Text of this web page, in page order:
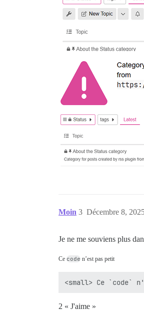
Moin Décembre 8,
3
Je ne me souviens plus
Ce code n’est pas petit
<small> Ce `code`
2 « J'aime »